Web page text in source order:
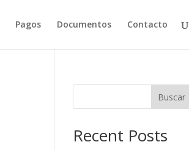
Pagos Documentos Contacto
Buscar
Recent Posts